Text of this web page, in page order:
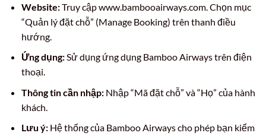
Website:Truy cập www.bambooairways.com. Chọn mục
“Quản lý đặt chỗ” (Manage Booking) trên thanh điều
hướng.
Ứng dụng:Sử dụng ứng dụng Bamboo Airways trên điện
thoại.
Thông tin cần nhập:Nhập “Mã đặt chỗ” và “Họ” của hành
khách.
Lưu ý:Hệ thống của Bamboo Airways cho phép bạn kiểm